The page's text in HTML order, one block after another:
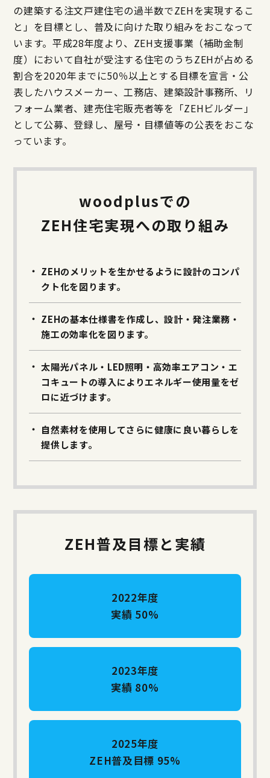
の建築する注文戸建住宅の過半数でZEHを実現するこ
と」を目標とし、普及に向けた取り組みをおこなって
います。平成28年度より、ZEH支援事業（補助金制
度）において自社が受注する住宅のうちZEHが占める
割合を2020年までに50％以上とする目標を宣言・公
表したハウスメーカー、工務店、建築設計事務所、リ
フォーム業者、建売住宅販売者等を「ZEHビルダー」
として公募、登録し、屋号・目標値等の公表をおこな
っています。
woodplusでの
ZEH住宅実現への取り組み
ZEHのメリットを生かせるように設計のコンパ
クト化を図ります。
ZEHの基本仕様書を作成し、設計・発注業務・
施工の効率化を図ります。
太陽光パネル・LED照明・高効率エアコン・エ
コキュートの導入によりエネルギー使用量をゼ
ロに近づけます。
自然素材を使用してさらに健康に良い暮らしを
提供します。
ZEH普及目標と実績
2022年度
実績 50%
2023年度
実績 80%
2025年度
ZEH普及目標 95%